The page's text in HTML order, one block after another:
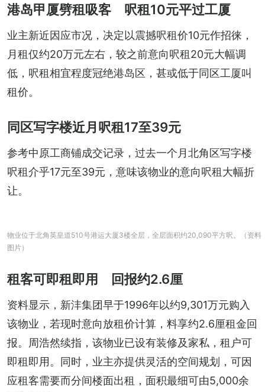
港岛甲厦劈租吸客 呎租10元平过工厦
业主新近因应市况，决定以震撼呎租价10元作招徕，
月租仅约20万元左右，较之前意向呎租20元大幅调
低，呎租相宜程度冠绝港岛区，甚或低于同区工厦叫
租价。
同区写字楼近月呎租17至39元
参考中原工商铺成交记录，过去一个月北角区写字楼
呎租介乎17元至39元，意味该物业的意向呎租大幅折
让。
物业位于北角英皇道510号港运大厦3楼全层，全层面积约20,090平方呎。（资料
图片）
租客可即租即用 回报约2.6厘
资料显示，新沣集团早于1996年以约9,301万元购入
该物业，若现时意向放租价计算，料享约2.6厘租金回
报。周浩然续指，该物业已设有装修及家私，租户可
即租即用。同时，业主亦提供灵活的空间规划，可因
应租客需要而分间楼面出租，面积最细可由5,000余